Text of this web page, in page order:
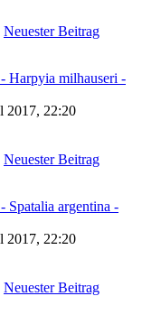
Neuester Beitrag
Harpyia milhauseri -
2017, 22:20
Neuester Beitrag
Spatalia argentina -
2017, 22:20
Neuester Beitrag